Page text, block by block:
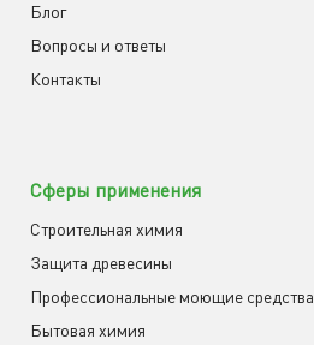
Блог
Вопросы и ответы
Контакты
Сферы применения
Строительная химия
Защита древесины
Профессиональные моющие средства
Бытовая химия